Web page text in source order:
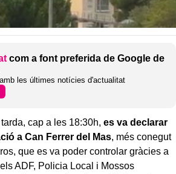
com a font preferida de Google de
les últimes notícies d'actualitat
cap a les 18:30h, es va declarar
a Can Ferrer del Mas, més conegut
que es va poder controlar gràcies a
ADF, Policia Local i Mossos